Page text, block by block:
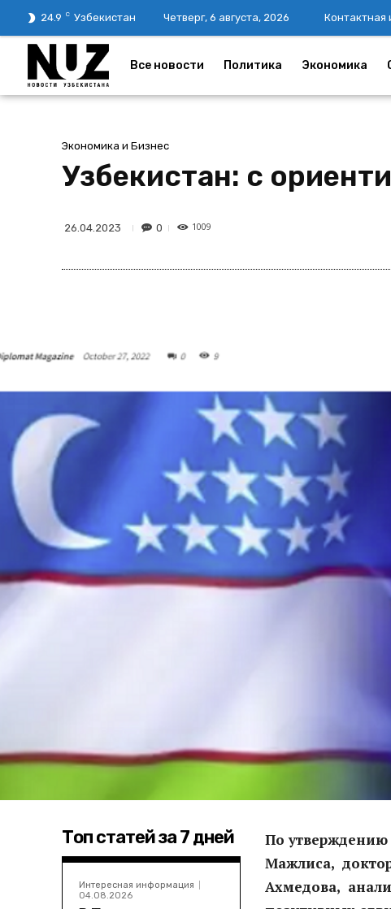
24.9 C Узбекистан Четверг, 6 августа, 2026 Контактная
Все новости Политика Экономика
Экономика и Бизнес
Узбекистан: с
26.04.2023 0 1009
Топ статей за 7 дней
Интересная информация
04.08.2026
По утверждению
Мажлиса,
Ахмедова,